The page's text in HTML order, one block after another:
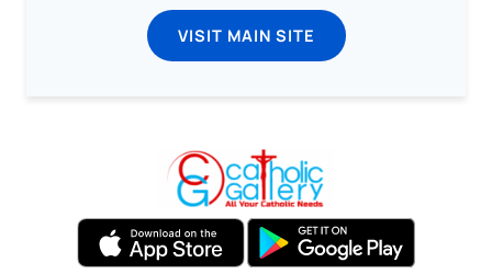
VISIT MAIN SITE